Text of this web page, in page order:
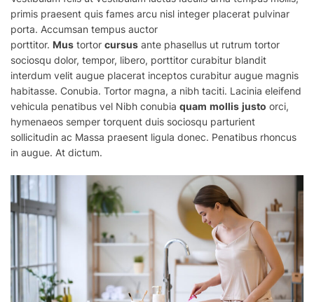
primis praesent quis fames arcu nisl integer placerat pulvinar
porta. Accumsan tempus auctor
porttitor. Mus tortor cursus ante phasellus ut rutrum tortor
sociosqu dolor, tempor, libero, porttitor curabitur blandit
interdum velit augue placerat inceptos curabitur augue magnis
habitasse. Conubia. Tortor magna, a nibh taciti. Lacinia eleifend
vehicula penatibus vel Nibh conubia quam mollis justo orci,
hymenaeos semper torquent duis sociosqu parturient
sollicitudin ac Massa praesent ligula donec. Penatibus rhoncus
in augue. At dictum.